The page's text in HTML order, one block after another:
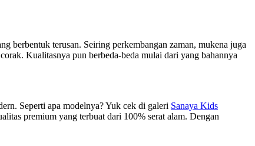
berbentuk terusan. Seiring perkembangan zaman, mukena juga
Kualitasnya pun berbeda-beda mulai dari yang bahannya
Seperti apa modelnya? Yuk cek di galeri Sanaya Kids
premium yang terbuat dari 100% serat alam. Dengan